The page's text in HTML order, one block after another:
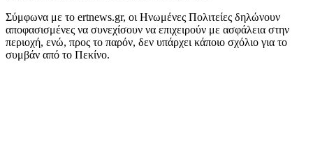
Σύμφωνα με το ertnews.gr, οι Ηνωμένες Πολιτείες δηλώνουν
αποφασισμένες να συνεχίσουν να επιχειρούν με ασφάλεια στην
περιοχή, ενώ, προς το παρόν, δεν υπάρχει κάποιο σχόλιο για το
συμβάν από το Πεκίνο.